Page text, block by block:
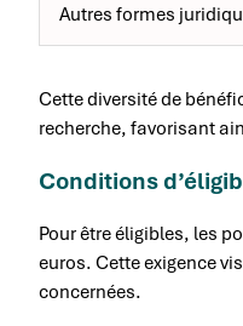
Autres formes
Cette diversité de
recherche, favorisant
Conditions
Pour être éligibles, les
euros. Cette exigence
concernées.